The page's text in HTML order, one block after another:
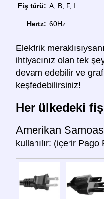
Fiş türü: A, B, F, I.
Hertz: 60Hz.
Elektrik
ihtiyacınız olan tek
devam edebilir ve
keşfedebilirsiniz!
Her ülkedeki
Amerikan
kullanılır: (içerir Pago